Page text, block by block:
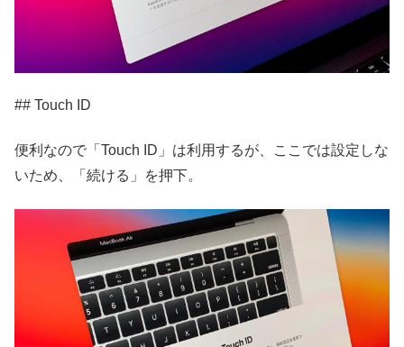
## Touch ID
便利なので「Touch ID」は利用するが、ここでは設定しな
いため、「続ける」を押下。